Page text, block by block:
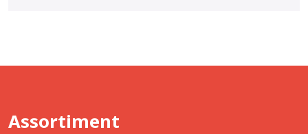
Assortiment